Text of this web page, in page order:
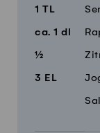
1 TL
ca. 1 dl
½
3 EL